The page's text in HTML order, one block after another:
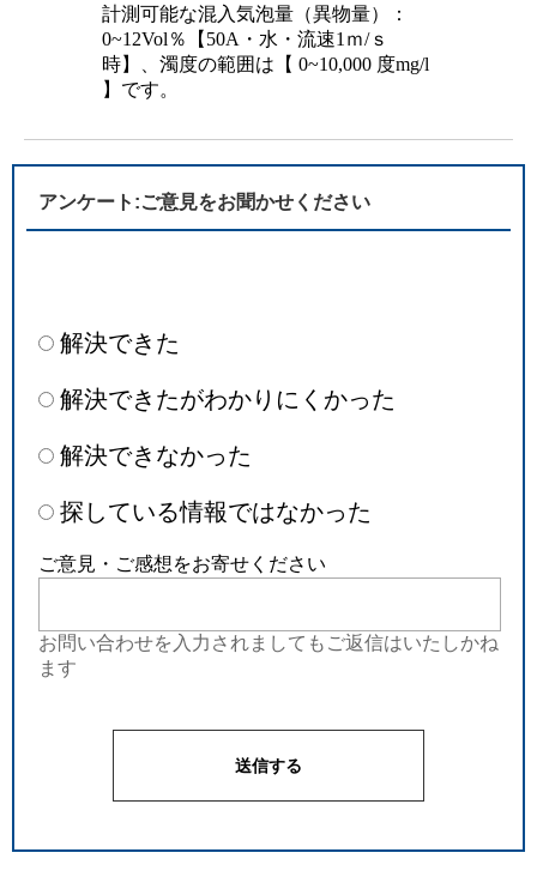
計測可能な混入気泡量（異物量）：
0~12Vol％【50A・水・流速1ｍ/ｓ
時】、濁度の範囲は【 0~10,000 度mg/l
】です。
アンケート:ご意見をお聞かせください
解決できた
解決できたがわかりにくかった
解決できなかった
探している情報ではなかった
ご意見・ご感想をお寄せください
お問い合わせを入力されましてもご返信はいたしかね
ます